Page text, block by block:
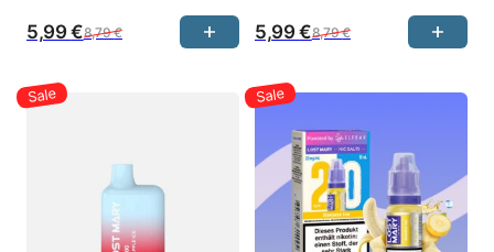
600 Züge
8,79€
5,99€
mg/ml Nikotin 600 Züge
8,79€
5,99€